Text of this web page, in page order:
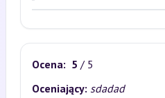
Ocena: 5 / 5
Oceniający: sdadad